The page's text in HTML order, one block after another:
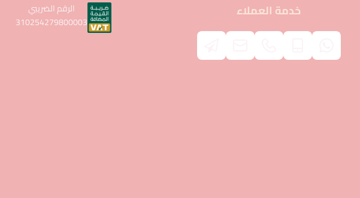
خدمة العملاء
الرقم الضريبي
310254279800003